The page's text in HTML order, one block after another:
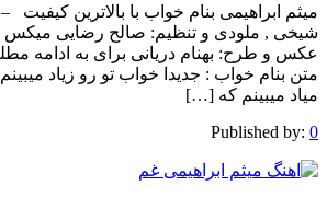
شیخی , ملودی و تنظیم: صالح رضایی میکس
عکس و طرح: بهنام دریانی برای به ادامه
متن بنام خواب : جدیدا خواب تو رو زیاد
میاد میبینم که […]
Published by: 0